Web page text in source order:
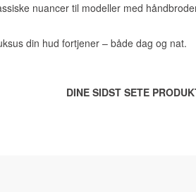
nuancer til modeller med
din hud fortjener – både dag og nat.
DINE SIDST SETE